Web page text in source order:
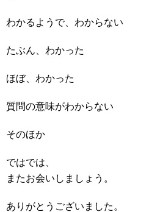
わかるようで、わからない
たぶん、わかった
ほぼ、わかった
質問の意味がわからない
そのほか
ではでは、
またお会いしましょう。
ありがとうございました。